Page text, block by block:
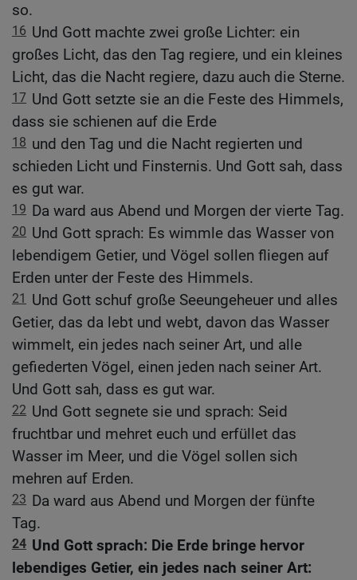
so.
16 Und Gott machte zwei große Lichter: ein
großes Licht, das den Tag regiere, und ein kleines
Licht, das die Nacht regiere, dazu auch die Sterne.
17 Und Gott setzte sie an die Feste des Himmels,
dass sie schienen auf die Erde
18 und den Tag und die Nacht regierten und
schieden Licht und Finsternis. Und Gott sah, dass
es gut war.
19 Da ward aus Abend und Morgen der vierte Tag.
20 Und Gott sprach: Es wimmle das Wasser von
lebendigem Getier, und Vögel sollen fliegen auf
Erden unter der Feste des Himmels.
21
Und Gott schuf große Seeungeheuer und alles
Getier, das da lebt und webt, davon das Wasser
wimmelt, ein jedes nach seiner Art, und alle
gefiederten Vögel, einen jeden nach seiner Art.
Und Gott sah, dass es gut war.
22 Und Gott segnete sie und sprach: Seid
fruchtbar und mehret euch und erfüllet das
Wasser im Meer, und die Vögel sollen sich
mehren auf Erden.
23 Da ward aus Abend und Morgen der fünfte
Tag.
24 Und Gott sprach: Die Erde bringe hervor
lebendiges Getier, ein jedes nach seiner Art: